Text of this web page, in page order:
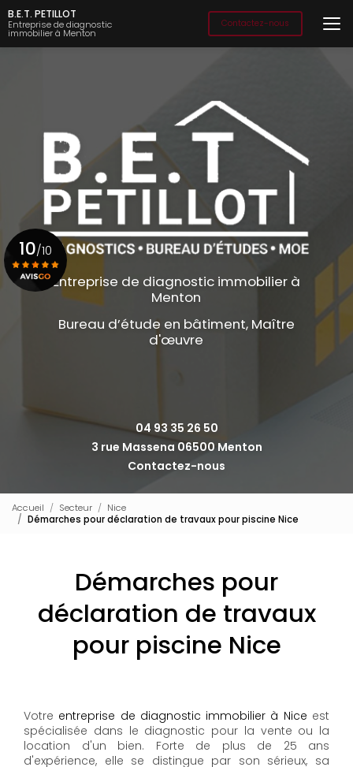
Aller
au
contenu
principal
B.E.T. PETILLOT
Entreprise de diagnostic
immobilier à Menton
Contactez-nous
Entreprise de diagnostic immobilier à
Menton
Bureau d’étude en bâtiment, Maître
d'œuvre
04 93 35 26 50
3 rue Massena 06500 Menton
Contactez-nous
10/10
Voir le certificat
Accueil Secteur
Nice
Démarches pour déclaration de travaux pour piscine Nice
Démarches pour
déclaration de travaux
pour piscine Nice
Votre entreprise de diagnostic immobilier à Nice est
spécialisée dans le diagnostic pour la vente ou la
location d'un bien. Forte de plus de 25 ans
d'expérience, elle se distingue par son sérieux, sa